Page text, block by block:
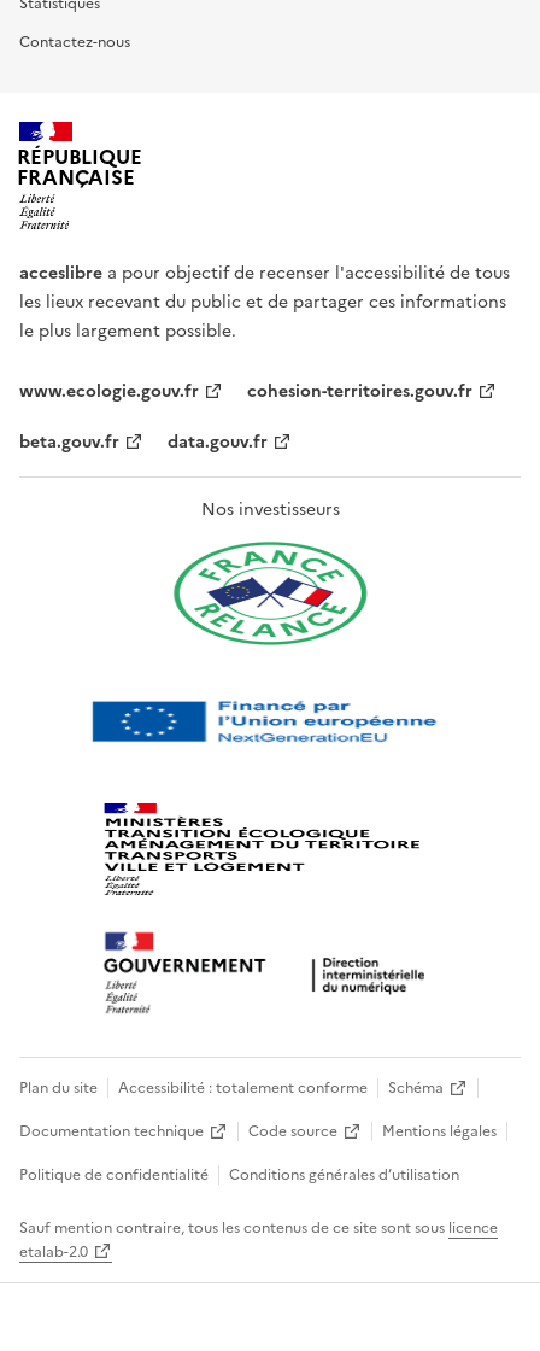
Contactez-nous
RÉPUBLIQUE
FRANÇAISE
acceslibre a pour objectif de recenser l'accessibilité de tous
les lieux recevant du public et de partager ces informations
le plus largement possible.
www.ecologie.gouv.fr
cohesion-territoires.gouv.fr
beta.gouv.fr
data.gouv.fr
Nos investisseurs
Plan du site Accessibilité : totalement conforme
Schéma
Documentation technique
Code source
Mentions légales
Politique de confidentialité
Conditions générales d’utilisation
Sauf mention contraire, tous les contenus de ce site sont sous licence
etalab-2.0